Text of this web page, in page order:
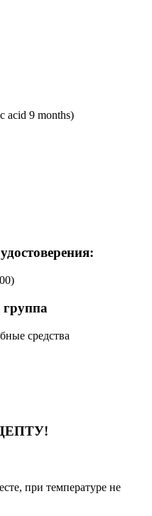
acid 9 months)
средства
при температуре не